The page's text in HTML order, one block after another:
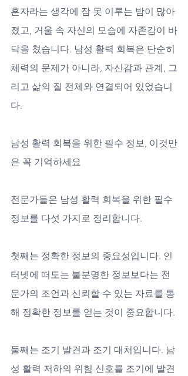
혼자라는 생각에 잠 못 이루는 밤이 많아
졌고, 거울 속 자신의 모습에 자존감이 바
닥을 쳤습니다. 남성 활력 회복은 단순히
체력의 문제가 아니라, 자신감과 관계, 그
리고 삶의 질 전체와 연결되어 있었습니
다.
남성 활력 회복을 위한 필수 정보, 이것만
은 꼭 기억하세요
전문가들은 남성 활력 회복을 위한 필수
정보를 다섯 가지로 정리합니다.
첫째는 정확한 정보의 중요성입니다. 인
터넷에 떠도는 불분명한 정보보다는 전
문가의 조언과 신뢰할 수 있는 자료를 통
해 정확한 정보를 얻는 것이 중요합니다.
둘째는 조기 발견과 조기 대처입니다. 남
성 활력 저하의 위험 신호를 조기에 발견